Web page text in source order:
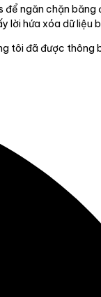
để ngăn chặn
lời hứa xóa dữ liệu
tôi đã được thông